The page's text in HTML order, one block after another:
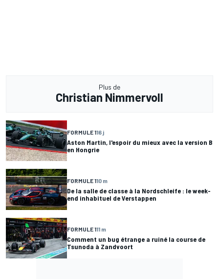
Plus de
Christian Nimmervoll
FORMULE 116 j
Aston Martin, l'espoir du mieux avec la version B
en Hongrie
FORMULE 110 m
De la salle de classe à la Nordschleife : le week-
end inhabituel de Verstappen
FORMULE 111 m
Comment un bug étrange a ruiné la course de
Tsunoda à Zandvoort